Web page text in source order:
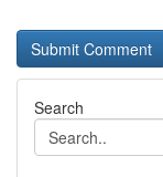
Search